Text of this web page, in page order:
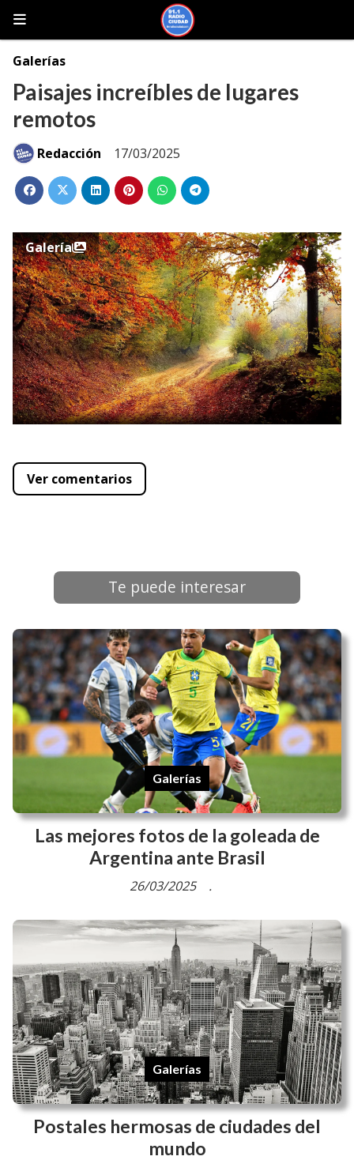
Paisajes increíbles de lugares
remotos
Galerías
17/03/2025
Redacción
Galería
Ver comentarios
Te puede interesar
Las mejores fotos de la goleada de
Argentina ante Brasil
.
Galerías
26/03/2025
Postales hermosas de ciudades del
mundo
Galerías